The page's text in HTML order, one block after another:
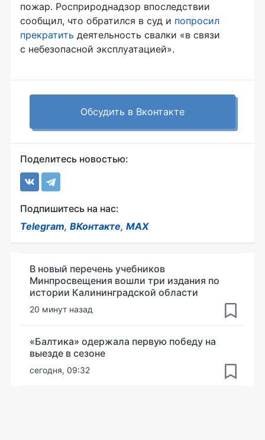
пожар. Росприроднадзор впоследствии
сообщил, что обратился в суд и попросил
прекратить деятельность свалки «в связи
с небезопасной эксплуатацией».
Обсудить в Вконтакте
Поделитесь новостью:
Подпишитесь на нас:
Telegram, ВКонтакте, MAX
В новый перечень учебников
Минпросвещения вошли три издания по
истории Калининградской области
20 минут назад
«Балтика» одержала первую победу на
выезде в сезоне
сегодня, 09:32